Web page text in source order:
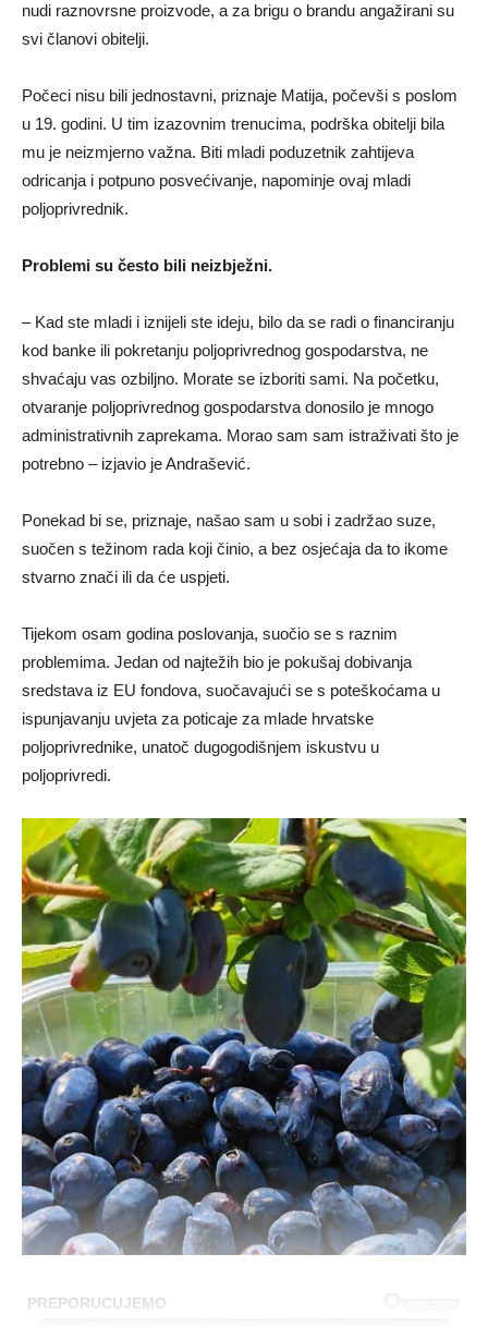
nudi raznovrsne proizvode, a za brigu o brandu angažirani su
svi članovi obitelji.
Počeci nisu bili jednostavni, priznaje Matija, počevši s poslom
u 19. godini. U tim izazovnim trenucima, podrška obitelji bila
mu je neizmjerno važna. Biti mladi poduzetnik zahtijeva
odricanja i potpuno posvećivanje, napominje ovaj mladi
poljoprivrednik.
Problemi su često bili neizbježni.
– Kad ste mladi i iznijeli ste ideju, bilo da se radi o financiranju
kod banke ili pokretanju poljoprivrednog gospodarstva, ne
shvaćaju vas ozbiljno. Morate se izboriti sami. Na početku,
otvaranje poljoprivrednog gospodarstva donosilo je mnogo
administrativnih zaprekama. Morao sam sam istraživati što je
potrebno – izjavio je Andrašević.
Ponekad bi se, priznaje, našao sam u sobi i zadržao suze,
suočen s težinom rada koji činio, a bez osjećaja da to ikome
stvarno znači ili da će uspjeti.
Tijekom osam godina poslovanja, suočio se s raznim
problemima. Jedan od najtežih bio je pokušaj dobivanja
sredstava iz EU fondova, suočavajući se s poteškoćama u
ispunjavanju uvjeta za poticaje za mlade hrvatske
poljoprivrednike, unatoč dugogodišnjem iskustvu u
poljoprivredi.